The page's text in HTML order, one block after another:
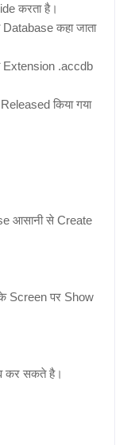
करता है।
कहा जाता
Extension .accdb
किया गया
आसानी से Create
Screen पर Show
कर सकते है।